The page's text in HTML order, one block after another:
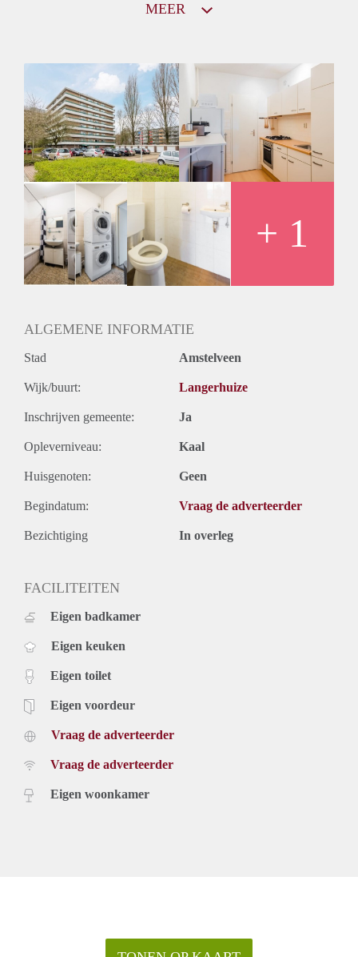
Niet mogelijk
Inkomen eis
3,1 X Maandhuur Bruto
Huurtermijn
Onbepaalde termijn
Oplevering
Kaal
MEER
+ 1
ALGEMENE INFORMATIE
Stad Amstelveen
Wijk/buurt: Langerhuize
Inschrijven gemeente: Ja
Opleverniveau: Kaal
Huisgenoten: Geen
Begindatum: Vraag de adverteerder
Bezichtiging In overleg
FACILITEITEN
Eigen badkamer
Eigen keuken
Eigen toilet
Eigen voordeur
Vraag de adverteerder
Vraag de adverteerder
Eigen woonkamer